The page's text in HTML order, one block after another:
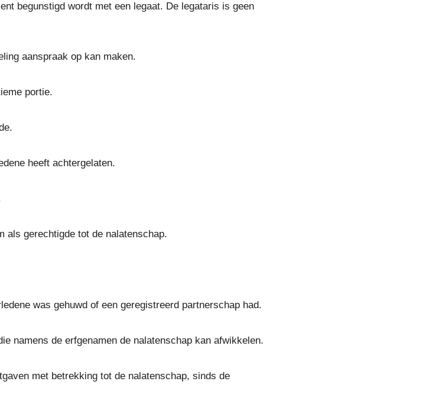
begunstigd wordt met een legaat. De legataris is geen
aanspraak op kan maken.
portie.
heeft achtergelaten.
als gerechtigde tot de nalatenschap.
was gehuwd of een geregistreerd partnerschap had.
namens de erfgenamen de nalatenschap kan afwikkelen.
met betrekking tot de nalatenschap, sinds de